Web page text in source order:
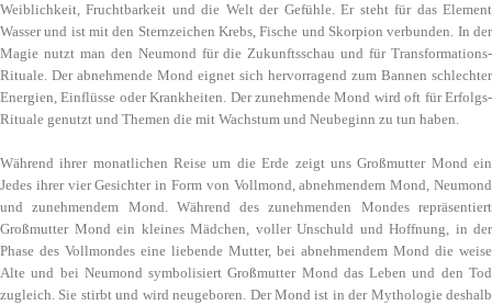
Weiblichkeit, Fruchtbarkeit und die Welt der Gefühle. Er steht für das Element
Wasser und ist mit den Sternzeichen Krebs, Fische und Skorpion verbunden. In der
Magie nutzt man den Neumond für die Zukunftsschau und für Transformations-
Rituale. Der abnehmende Mond eignet sich hervorragend zum Bannen schlechter
Energien, Einflüsse oder Krankheiten. Der zunehmende Mond wird oft für Erfolgs-
Rituale genutzt und Themen die mit Wachstum und Neubeginn zu tun haben.
Während ihrer monatlichen Reise um die Erde zeigt uns Großmutter Mond ein
Jedes ihrer vier Gesichter in Form von Vollmond, abnehmendem Mond, Neumond
und zunehmendem Mond. Während des zunehmenden Mondes repräsentiert
Großmutter Mond ein kleines Mädchen, voller Unschuld und Hoffnung, in der
Phase des Vollmondes eine liebende Mutter, bei abnehmendem Mond die weise
Alte und bei Neumond symbolisiert Großmutter Mond das Leben und den Tod
zugleich. Sie stirbt und wird neugeboren. Der Mond ist in der Mythologie deshalb